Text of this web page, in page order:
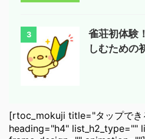
3
雀荘初体験
しむための
[rtoc_mokuji title="タップで
heading="h4" list_h2_type=""